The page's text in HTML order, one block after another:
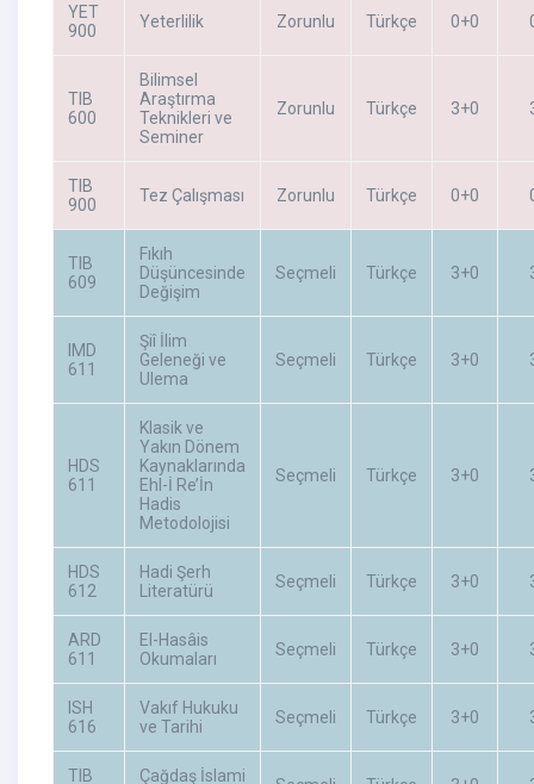
YET
900
Yeterlilik Zorunlu Türkçe 0+0
TIB
600
Bilimsel
Araştırma
Teknikleri ve
Seminer
Zorunlu Türkçe 3+0
TIB
900
Tez Çalışması Zorunlu Türkçe 0+0
TIB
609
Fıkıh
Düşüncesinde
Değişim
Seçmeli Türkçe 3+0
IMD
611
Şiî İlim
Geleneği ve
Ulema
Seçmeli Türkçe 3+0
HDS
611
Klasik ve
Yakın Dönem
Kaynaklarında
Ehl-İ Re’İn
Hadis
Metodolojisi
Seçmeli Türkçe 3+0
HDS
612
Hadi Şerh
Literatürü
Seçmeli Türkçe 3+0
ARD
611
El-Hasâis
Okumaları
Seçmeli Türkçe 3+0
ISH
616
Vakıf Hukuku
ve Tarihi
Seçmeli Türkçe 3+0
TIB
Çağdaş İslami